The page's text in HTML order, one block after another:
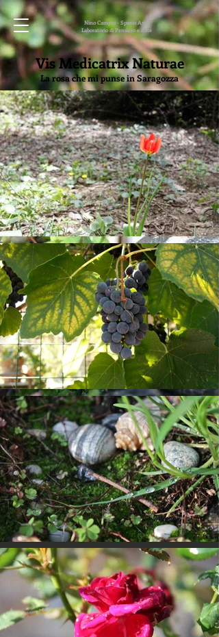
Nino Campisi - Spazio Arte
Laboratorio di Pensiero e Arte
Vis Medicatrix Naturae
La rosa che mi punse in Saragozza